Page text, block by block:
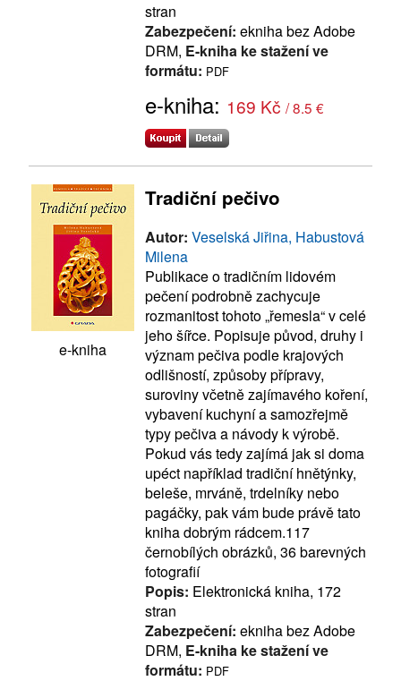
stran
Zabezpečení: ekniha bez Adobe
DRM, E-kniha ke stažení ve
formátu: PDF
e-kniha: 169 Kč / 8.5 €
e-kniha
Tradiční pečivo
Autor: Veselská Jiřina, Habustová
Milena
Publikace o tradičním lidovém
pečení podrobně zachycuje
rozmanitost tohoto „řemesla“ v celé
jeho šířce. Popisuje původ, druhy i
význam pečiva podle krajových
odlišností, způsoby přípravy,
suroviny včetně zajímavého koření,
vybavení kuchyní a samozřejmě
typy pečiva a návody k výrobě.
Pokud vás tedy zajímá jak si doma
upéct například tradiční hnětýnky,
beleše, mrváně, trdelníky nebo
pagáčky, pak vám bude právě tato
kniha dobrým rádcem.117
černobílých obrázků, 36 barevných
fotografií
Popis: Elektronická kniha, 172
stran
Zabezpečení: ekniha bez Adobe
DRM, E-kniha ke stažení ve
formátu: PDF